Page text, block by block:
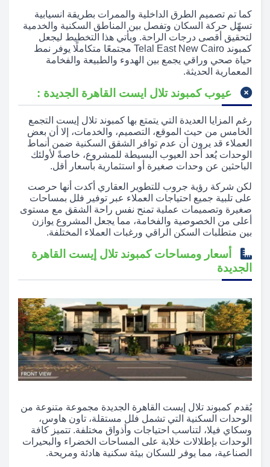
كما تم تصميم الطرق الداخلية والممرات بطريقة انسيابية
تسهّل حركة السكان وتفصل بين المناطق السكنية والخدمية
لتحقيق أقصى درجات الراحة. ويأتي هذا التخطيط ليجعل
كمبوند Telal East New Cairo مجتمعًا متكاملًا يوفر نمط
حياة صحي وراقي يجمع بين الهدوء والطبيعة والفخامة
المعمارية الحديثة.
عيوب كمبوند تلال ايست القاهرة الجديدة :
رغم المزايا العديدة التي يتمتع بها كمبوند تلال إيست التجمع
الخامس من حيث الموقع، التصميم، والخدمات، إلا أن بعض
العملاء قد يرون أن عدم توافر الشقق السكنية ضمن أنماط
الوحدات يُعد أحد العيوب البسيطة للمشروع، خاصةً لأولئك
الباحثين عن وحدات صغيرة أو استثمارية بأسعار أقل.
لكن شركة رؤية جروب للتطوير العقاري أكدت أنها حرصت
على تلبية جميع احتياجات العملاء عبر توفير فلل بمساحات
صغيرة وتصميمات عملية تمنح نفس راحة الشقق مع مستوى
أعلى من الخصوصية والفخامة، مما يجعل المشروع يوازن
بين متطلبات السكن الراقي ورغبات العملاء المختلفة.
أسعار ومساحات كمبوند تلال إيست القاهرة
الجديدة
يُقدم كمبوند تلال إيست القاهرة الجديدة مجموعة متنوعة من
الوحدات السكنية التي تشمل فلل مستقلة، تاون هاوس،
وسكاي فيلا، لتناسب احتياجات وأذواق مختلفة. تتميز كافة
الوحدات بإطلالات خلابة على المساحات الخضراء والبحيرات
الصناعية، مما يوفر للسكان بيئة سكنية هادئة ومريحة.